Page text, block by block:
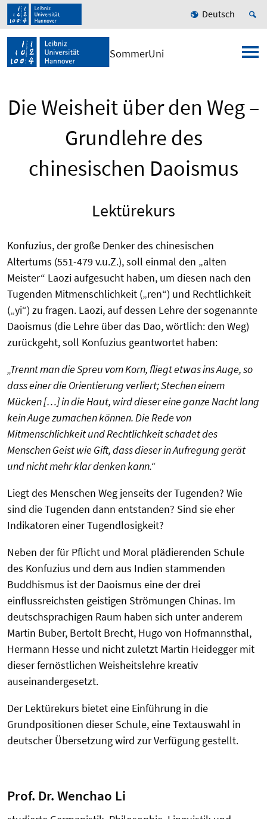
Deutsch
SommerUni
Die Weisheit über den Weg –
Grundlehre des
chinesischen Daoismus
Lektürekurs
Konfuzius, der große Denker des chinesischen
Altertums (551-479 v.u.Z.), soll einmal den „alten
Meister“ Laozi aufgesucht haben, um diesen nach den
Tugenden Mitmenschlichkeit („ren“) und Rechtlichkeit
(„yi“) zu fragen. Laozi, auf dessen Lehre der sogenannte
Daoismus (die Lehre über das Dao, wörtlich: den Weg)
zurückgeht, soll Konfuzius geantwortet haben:
„Trennt man die Spreu vom Korn, fliegt etwas ins Auge, so
dass einer die Orientierung verliert; Stechen einem
Mücken […] in die Haut, wird dieser eine ganze Nacht lang
kein Auge zumachen können. Die Rede von
Mitmenschlichkeit und Rechtlichkeit schadet des
Menschen Geist wie Gift, dass dieser in Aufregung gerät
und nicht mehr klar denken kann.“
Liegt des Menschen Weg jenseits der Tugenden? Wie
sind die Tugenden dann entstanden? Sind sie eher
Indikatoren einer Tugendlosigkeit?
Neben der für Pflicht und Moral plädierenden Schule
des Konfuzius und dem aus Indien stammenden
Buddhismus ist der Daoismus eine der drei
einflussreichsten geistigen Strömungen Chinas. Im
deutschsprachigen Raum haben sich unter anderem
Martin Buber, Bertolt Brecht, Hugo von Hofmannsthal,
Hermann Hesse und nicht zuletzt Martin Heidegger mit
dieser fernöstlichen Weisheitslehre kreativ
auseinandergesetzt.
Der Lektürekurs bietet eine Einführung in die
Grundpositionen dieser Schule, eine Textauswahl in
deutscher Übersetzung wird zur Verfügung gestellt.
Prof. Dr. Wenchao Li